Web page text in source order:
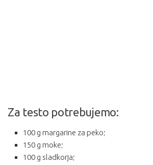
Za testo potrebujemo:
100 g margarine za peko;
150 g moke;
100 g sladkorja;